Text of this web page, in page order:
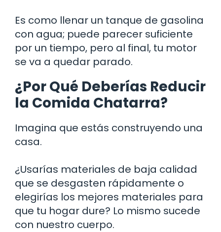
Es como llenar un tanque de gasolina
con agua; puede parecer suficiente
por un tiempo, pero al final, tu motor
se va a quedar parado.
¿Por Qué Deberías Reducir
la Comida Chatarra?
Imagina que estás construyendo una
casa.
¿Usarías materiales de baja calidad
que se desgasten rápidamente o
elegirías los mejores materiales para
que tu hogar dure? Lo mismo sucede
con nuestro cuerpo.